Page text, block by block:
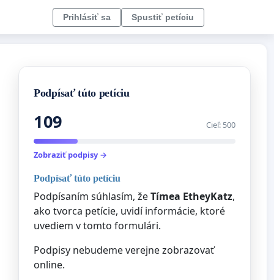
Prihlásiť sa Spustiť petíciu
Podpísať túto petíciu
109 Cieľ: 500
Zobraziť podpisy →
Podpísať túto petíciu
Podpísaním súhlasím, žeTímea EtheyKatz,
ako tvorca petície, uvidí informácie, ktoré
uvediem v tomto formulári.
Podpisy nebudeme verejne zobrazovať
online.